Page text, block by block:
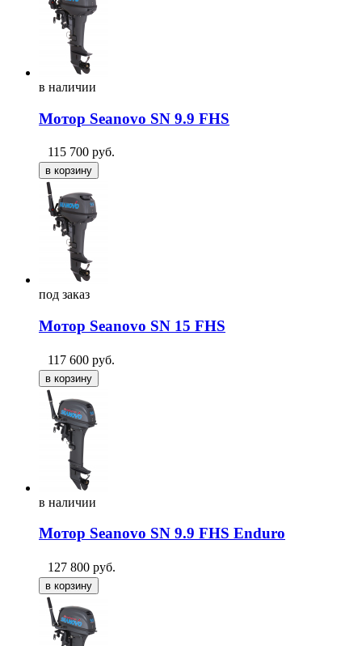
в наличии
Мотор Seanovo SN 9.9 FHS
115 700 руб.
под заказ
Мотор Seanovo SN 15 FHS
117 600 руб.
в наличии
Мотор Seanovo SN 9.9 FHS Enduro
127 800 руб.